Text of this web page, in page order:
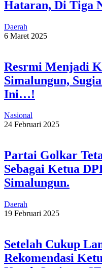
Hataran, Di Tiga
Daerah
6 Maret 2025
Resrmi Menjadi
Simalungun,
Ini…!
Nasional
24 Februari 2025
Partai Golkar
Sebagai Ketua
Simalungun.
Daerah
19 Februari 2025
Setelah Cukup
Rekomendasi